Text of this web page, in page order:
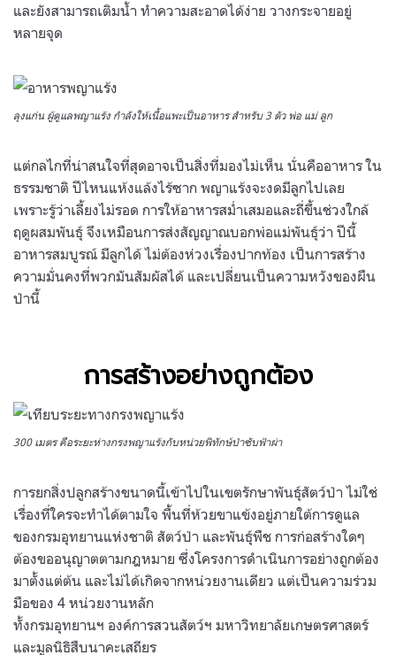
และยังสามารถเติมน้ำ ทำความสะอาดได้ง่าย วางกระจายอยู่
หลายจุด
ลุงแก่น ผู้ดูแลพญาแร้ง กำลังให้เนื้อแพะเป็นอาหาร สำหรับ 3 ตัว พ่อ แม่ ลูก
แต่กลไกที่น่าสนใจที่สุดอาจเป็นสิ่งที่มองไม่เห็น นั่นคืออาหาร ใน
ธรรมชาติ ปีไหนแห้งแล้งไร้ซาก พญาแร้งจะงดมีลูกไปเลย
เพราะรู้ว่าเลี้ยงไม่รอด การให้อาหารสม่ำเสมอและถี่ขึ้นช่วงใกล้
ฤดูผสมพันธุ์ จึงเหมือนการส่งสัญญาณบอกพ่อแม่พันธุ์ว่า ปีนี้
อาหารสมบูรณ์ มีลูกได้ ไม่ต้องห่วงเรื่องปากท้อง เป็นการสร้าง
ความมั่นคงที่พวกมันสัมผัสได้ และเปลี่ยนเป็นความหวังของผืน
ป่านี้
การสร้างอย่างถูกต้อง
300 เมตร คือระยะห่างกรงพญาแร้งกับหน่วยพิทักษ์ป่าซับฟ้าผ่า
การยกสิ่งปลูกสร้างขนาดนี้เข้าไปในเขตรักษาพันธุ์สัตว์ป่า ไม่ใช่
เรื่องที่ใครจะทำได้ตามใจ พื้นที่ห้วยขาแข้งอยู่ภายใต้การดูแล
ของกรมอุทยานแห่งชาติ สัตว์ป่า และพันธุ์พืช การก่อสร้างใดๆ
ต้องขออนุญาตตามกฎหมาย ซึ่งโครงการดำเนินการอย่างถูกต้อง
มาตั้งแต่ต้น และไม่ได้เกิดจากหน่วยงานเดียว แต่เป็นความร่วม
มือของ 4 หน่วยงานหลัก
ทั้งกรมอุทยานฯ องค์การสวนสัตว์ฯ มหาวิทยาลัยเกษตรศาสตร์
และมูลนิธิสืบนาคะเสถียร